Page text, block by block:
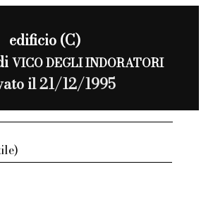
edificio (C)
VICO DEGLI INDORATORI
il 21/12/1995